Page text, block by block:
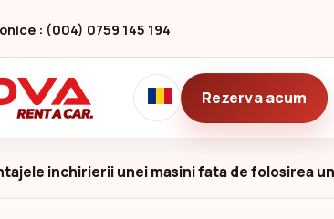
: (004) 0759 145 194
Rezerva acum
inchirierii unei masini fata de folosirea